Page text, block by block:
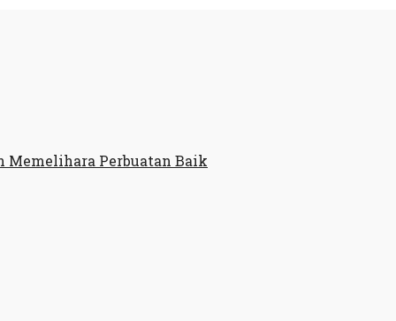
Memelihara Perbuatan Baik